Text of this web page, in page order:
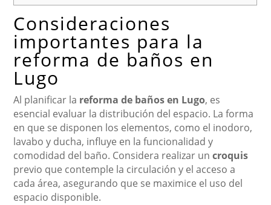
Consideraciones
importantes para la
reforma de baños en
Lugo
Al planificar la reforma de baños en Lugo, es
esencial evaluar la distribución del espacio. La forma
en que se disponen los elementos, como el inodoro,
lavabo y ducha, influye en la funcionalidad y
comodidad del baño. Considera realizar uncroquis
previo que contemple la circulación y el acceso a
cada área, asegurando que se maximice el uso del
espacio disponible.